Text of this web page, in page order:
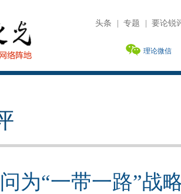
头条 专题 要论锐
理论微信
为“一带一路”战